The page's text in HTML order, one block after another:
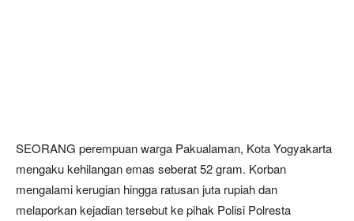
SEORANG perempuan warga Pakualaman, Kota Yogyakarta
mengaku kehilangan emas seberat 52 gram. Korban
mengalami kerugian hingga ratusan juta rupiah dan
melaporkan kejadian tersebut ke pihak Polisi Polresta